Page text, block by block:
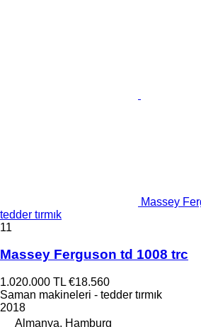
Massey
tedder tırmık
11
Massey Ferguson td 1008 trc
1.020.000 TL €18.560
Saman makineleri - tedder tırmık
2018
Almanya, Hamburg